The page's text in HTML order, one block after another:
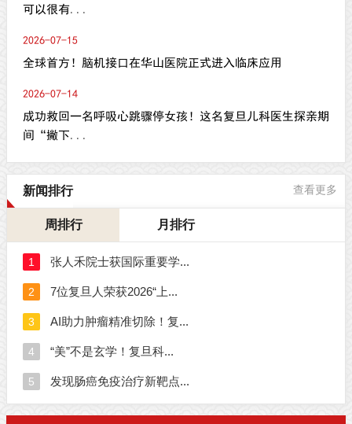
可以很有...
2026-07-15
全球首方！脑机接口在华山医院正式进入临床应用
2026-07-14
成功救回一名呼吸心跳骤停女孩！这名复旦儿科医生探亲期
间“撇下...
新闻排行 查看更多
周排行 月排行